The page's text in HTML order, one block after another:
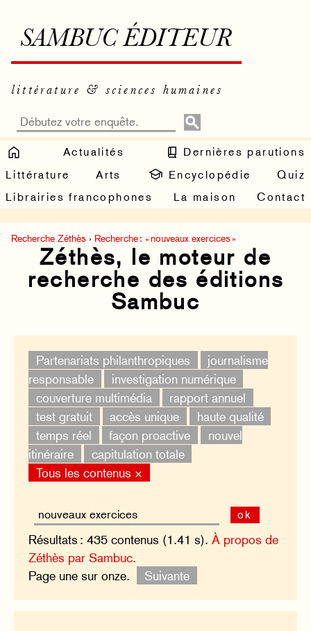
SAMBUC ÉDITEUR
littérature & sciences humaines
Actualités
Dernières parutions
Littérature
Arts Encyclopédie
Quiz
Librairies francophones
La maison Contact
Recherche Zéthès › Recherche : « nouveaux exercices »
Zéthès, le moteur de
recherche des éditions
Sambuc
Partenariats philanthropiques
journalisme
responsable
investigation numérique
couverture multimédia
rapport annuel
test gratuit
accès unique
haute qualité
temps réel
façon proactive
nouvel
itinéraire
capitulation totale
Tous les contenus ×
ok
Résultats : 435 contenus (1.41 s).À propos de
Zéthès par Sambuc.
Page une sur onze.
Suivante